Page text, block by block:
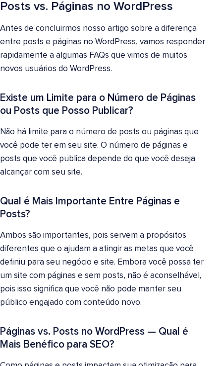
Posts vs. Páginas no WordPress
Antes de concluirmos nosso artigo sobre a diferença
entre posts e páginas no WordPress, vamos responder
rapidamente a algumas FAQs que vimos de muitos
novos usuários do WordPress.
Existe um Limite para o Número de Páginas
ou Posts que Posso Publicar?
Não há limite para o número de posts ou páginas que
você pode ter em seu site. O número de páginas e
posts que você publica depende do que você deseja
alcançar com seu site.
Qual é Mais Importante Entre Páginas e
Posts?
Ambos são importantes, pois servem a propósitos
diferentes que o ajudam a atingir as metas que você
definiu para seu negócio e site. Embora você possa ter
um site com páginas e sem posts, não é aconselhável,
pois isso significa que você não pode manter seu
público engajado com conteúdo novo.
Páginas vs. Posts no WordPress — Qual é
Mais Benéfico para SEO?